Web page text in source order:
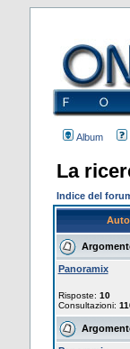
Album
La
Indice del
Panoramix
Risposte: 10
Consultazioni: